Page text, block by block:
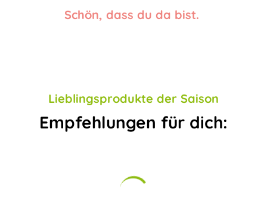
Schön, dass du da bist.
Lieblingsprodukte der Saison
Empfehlungen für dich: